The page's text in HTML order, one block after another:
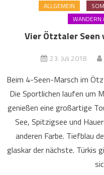
ALLGEMEIN
WANDERN
Vier Ötztaler
23. Juli 2018
Beim 4-Seen-Marsch im
Die Sportlichen laufen um
genießen eine großartige
See, Spitzigsee und
anderen Farbe. Tiefblau
glaskar der nächste. Türkis